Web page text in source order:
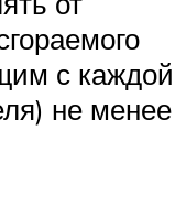
с каждой
не менее